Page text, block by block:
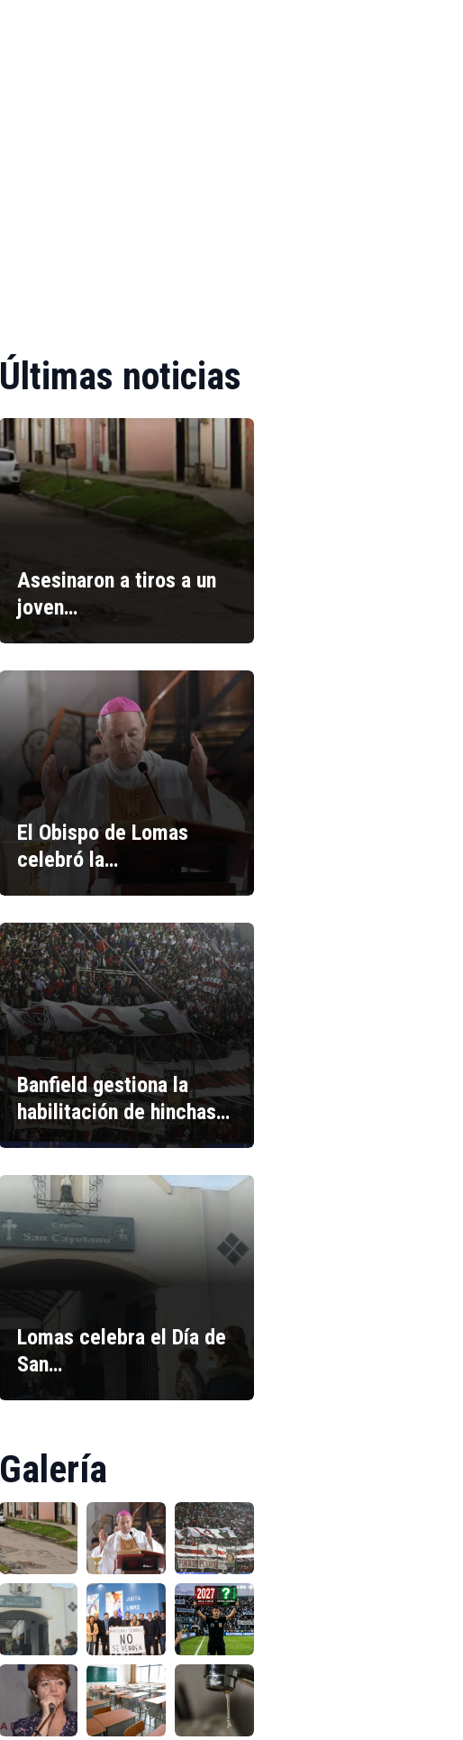
Últimas noticias
Asesinaron a tiros a un
joven…
El Obispo de Lomas
celebró la…
Banfield gestiona la
habilitación de hinchas…
Lomas celebra el Día de
San…
Galería